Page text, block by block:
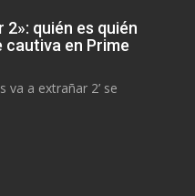
quién es quién
cautiva en Prime
va a extrañar 2’ se